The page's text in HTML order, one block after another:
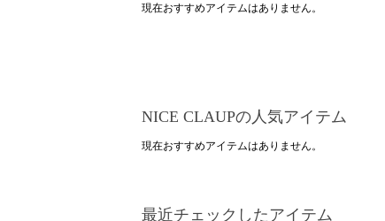
現在おすすめアイテムはありません。
NICE CLAUPの人気アイテム
現在おすすめアイテムはありません。
最近チェックしたアイテム